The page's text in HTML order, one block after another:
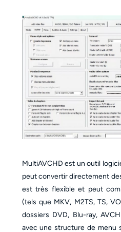
MultiAVCHD est un outil
peut convertir directement
est très flexible et peut
(tels que MKV, M2TS, TS,
dossiers DVD, Blu-ray,
avec une structure de menu